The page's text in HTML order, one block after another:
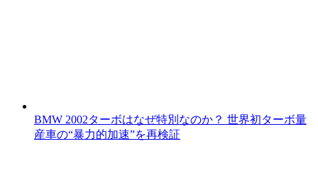
BMW 2002ターボはなぜ特別なのか？ 世界初ターボ量
産車の“暴力的加速”を再検証